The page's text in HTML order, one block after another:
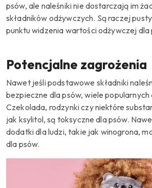
psów, ale naleśniki nie dostarczają im
składników odżywczych. Są raczej
punktu widzenia wartości odżywczej dla
Potencjalne zagrożenia
Nawet jeśli podstawowe składniki
bezpieczne dla psów, wiele
Czekolada, rodzynki czy niektóre
jak ksylitol, są toksyczne dla psów.
dodatki dla ludzi, takie jak winogrona,
dla psów.